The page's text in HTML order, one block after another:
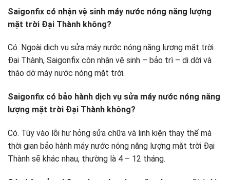
Saigonfix có nhận vệ sinh máy nước nóng năng lượng
mặt trời Đại Thành không?
Có. Ngoài dịch vụ sửa máy nước nóng năng lượng mặt trời
Đại Thành, Saigonfix còn nhận vệ sinh – bảo trì – di dời và
tháo dỡ máy nước nóng mặt trời.
Saigonfix có bảo hành dịch vụ sửa máy nước nóng năng
lượng mặt trời Đại Thành không?
Có. Tùy vào lỗi hư hỏng sửa chữa và linh kiện thay thế mà
thời gian bảo hành máy nước nóng năng lượng mặt trời Đại
Thành sẽ khác nhau, thường là 4 – 12 tháng.